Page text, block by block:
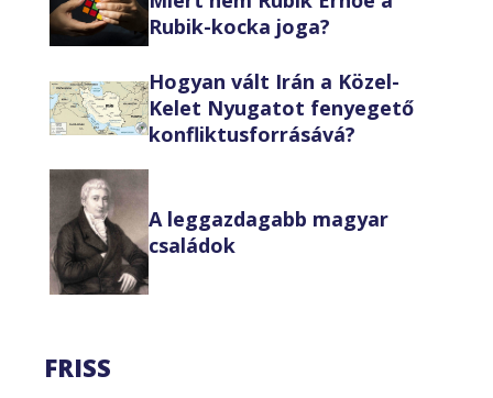
Rubik-kocka joga?
Hogyan vált Irán a Közel-
Kelet Nyugatot fenyegető
konfliktusforrásává?
A leggazdagabb magyar
családok
FRISS